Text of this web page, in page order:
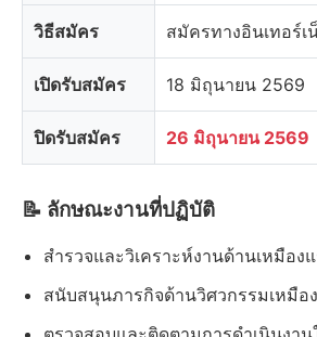
วิธีสมัคร สมัครทางอินเทอร์เ
เปิดรับสมัคร 18 มิถุนายน 2569
ปิดรับสมัคร 26 มิถุนายน 2569
📝 ลักษณะงานที่ปฏิบัติ
สำรวจและวิเคราะห์งานด้านเหมือง
สนับสนุนภารกิจด้านวิศวกรรมเหมือ